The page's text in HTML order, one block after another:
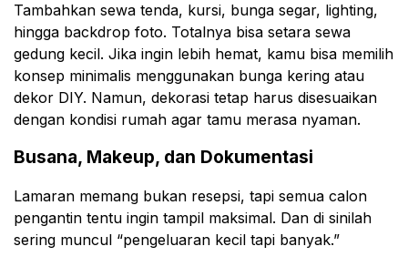
Tambahkan sewa tenda, kursi, bunga segar, lighting,
hingga backdrop foto. Totalnya bisa setara sewa
gedung kecil. Jika ingin lebih hemat, kamu bisa memilih
konsep minimalis menggunakan bunga kering atau
dekor DIY. Namun, dekorasi tetap harus disesuaikan
dengan kondisi rumah agar tamu merasa nyaman.
Busana, Makeup, dan Dokumentasi
Lamaran memang bukan resepsi, tapi semua calon
pengantin tentu ingin tampil maksimal. Dan di sinilah
sering muncul “pengeluaran kecil tapi banyak.”